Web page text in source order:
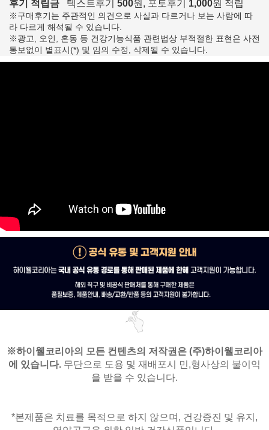
후기 적립금 텍스트후기 500원, 포토후기 1,000원 적립
※구매후기는 주관적인 의견으로 사실과 다르거나 보는 사람에 따
라 다르게 해석될 수 있습니다.
※광고, 오인, 혼동 등 건강기능식품 관련법상 부적절한 표현은 사전
통보없이 별표시(*) 및 임의 수정, 삭제될 수 있습니다.
※하이웰코리아의 모든 컨텐츠의 저작권은 (주)하이웰코리아
에 있습니다. 무단으로 도용 및 재배포시 민,형사상의 불이익
을 받을 수 있습니다.
*본제품은 치료를 목적으로 하지 않으며, 건강증진 및 유지,